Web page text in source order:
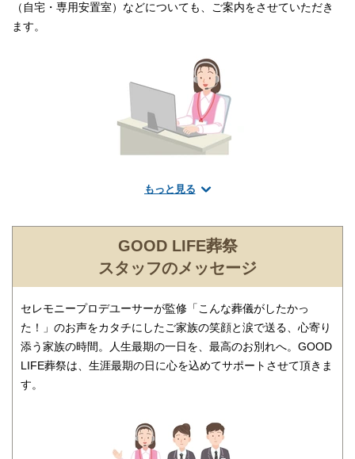
もっと見る
（自宅・専用安置室）などについても、ご案内をさせていただき
ます。
ご希望にあわせて葬儀の段取りを進行いたします。火葬場、式
場、霊柩車などの手配をはじめ、必要な葬具（祭壇、棺、ドライ
アイス）などを、ご希望にあわせてご用意いたします。また、市
GOOD LIFE葬祭
スタッフのメッセージ
セレモニープロデユーサーが監修「こんな葬儀がしたかっ
た！」のお声をカタチにしたご家族の笑顔と涙で送る、心寄り
添う家族の時間。人生最期の一日を、最高のお別れへ。GOOD
LIFE葬祭は、生涯最期の日に心を込めてサポートさせて頂きま
す。